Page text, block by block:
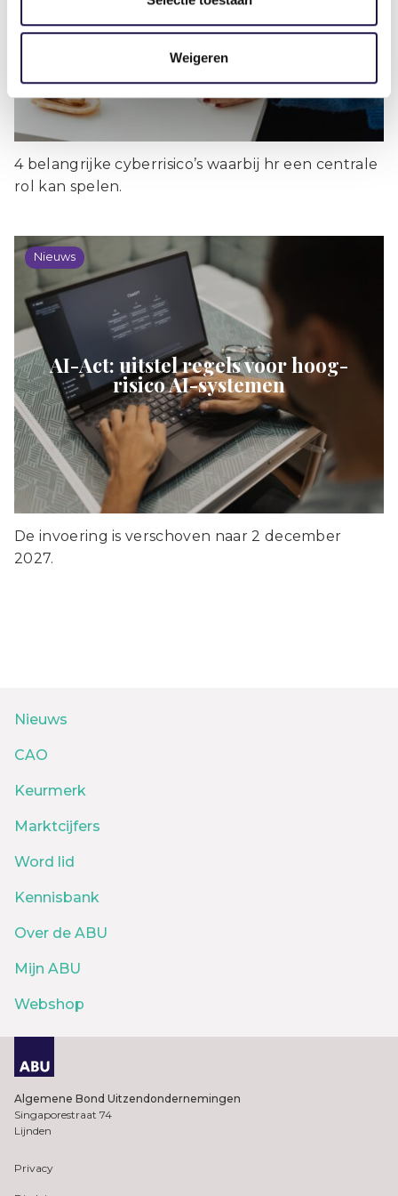
Weigeren
in systemen, maar in gedrag
4 belangrijke cyberrisico’s waarbij hr een centrale
rol kan spelen.
Nieuws
AI-Act: uitstel regels voor hoog-
risico AI-systemen
De invoering is verschoven naar 2 december
2027.
Nieuws
CAO
Keurmerk
Marktcijfers
Word lid
Kennisbank
Over de ABU
Mijn ABU
Webshop
Algemene Bond Uitzendondernemingen
Singaporestraat 74
Lijnden
Privacy